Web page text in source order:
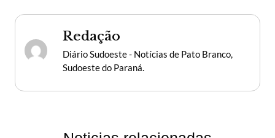
Redação
Diário Sudoeste - Notícias de Pato Branco,
Sudoeste do Paraná.